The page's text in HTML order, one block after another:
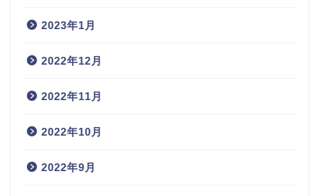
2023年1月
2022年12月
2022年11月
2022年10月
2022年9月